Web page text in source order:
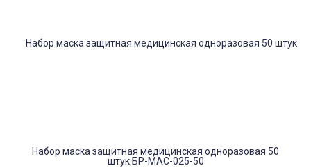
Набор маска защитная медицинская одноразовая 50
штук БР-МАС-025-50